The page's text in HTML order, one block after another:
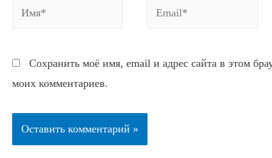
Имя* Email*
Сохранить моё имя, email и адрес сайта в этом
моих комментариев.